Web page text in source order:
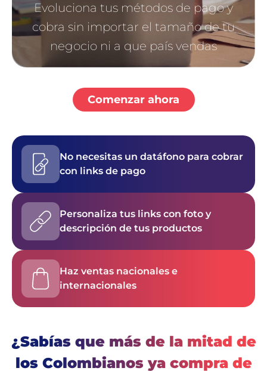
Evoluciona tus métodos de pago y
cobra sin importar el tamaño de tu
negocio ni a que país vendas
Comenzar ahora
No necesitas un datáfono para cobrar
con links de pago
Personaliza tus links con foto y
descripción de tus productos
Haz ventas nacionales e
internacionales
¿Sabías que más de la mitad de
los Colombianos ya compra de